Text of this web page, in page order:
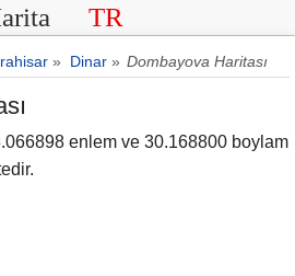
TR
» Dinar » Dombayova Haritası
enlem ve 30.168800 boylam